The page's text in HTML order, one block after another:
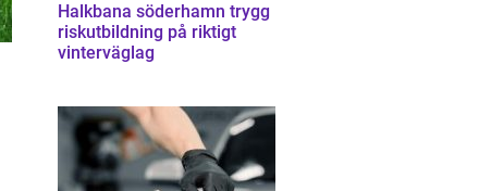
Halkbana söderhamn trygg
riskutbildning på riktigt
vinterväglag